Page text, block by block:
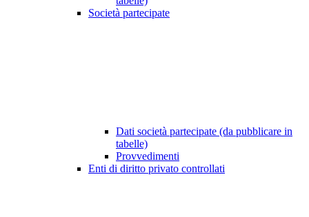
Società partecipate
Dati società partecipate (da pubblicare in
tabelle)
Provvedimenti
Enti di diritto privato controllati